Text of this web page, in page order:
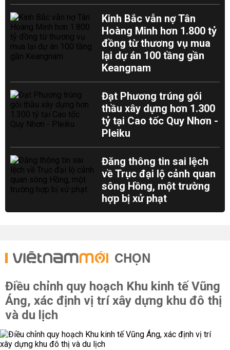
Kinh Bắc vẫn nợ Tân
Hoàng Minh hơn 1.800 tỷ
đồng từ thương vụ mua
lại dự án 100 tầng gần
Keangnam
Đạt Phương trúng gói
thầu xây dựng hơn 1.300
tỷ tại Cao tốc Quy Nhơn -
Pleiku
Đăng thông tin sai lệch
về Trục đại lộ cảnh quan
sông Hồng, một trường
hợp bị xử phạt
CHỌN
Điều chỉnh quy hoạch Khu kinh tế Vũng
Áng, xác định vị trí xây dựng khu đô thị
và du lịch